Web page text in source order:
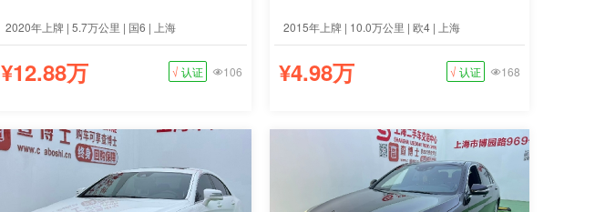
2020年上牌 | 5.7万公里 | 国6 | 上海
¥12.88万 √ 认证 106
2015年上牌 | 10.0万公里 | 欧4 | 上海
¥4.98万 √ 认证 168